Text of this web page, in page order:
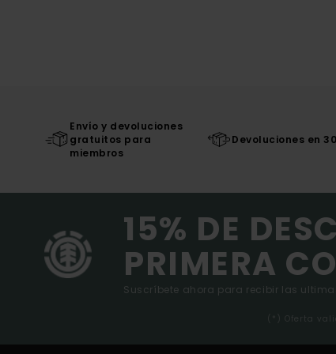
Envío y devoluciones
gratuitos para
miembros
Devoluciones en
15% DE
PRIMERA
Suscríbete ahora para recibir las
(*) Oferta